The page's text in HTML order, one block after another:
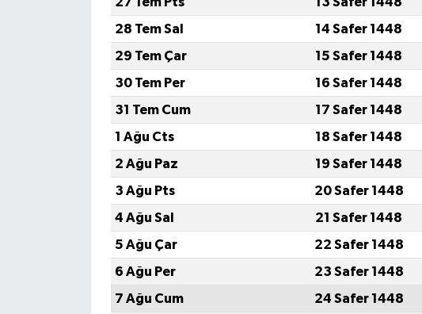
28 Tem Sal
14 Safer 1448
29 Tem Çar
15 Safer 1448
30 Tem Per
16 Safer 1448
31 Tem Cum
17 Safer 1448
1 Ağu Cts
18 Safer 1448
2 Ağu Paz
19 Safer 1448
3 Ağu Pts
20 Safer 1448
4 Ağu Sal
21 Safer 1448
5 Ağu Çar
22 Safer 1448
6 Ağu Per
23 Safer 1448
7 Ağu Cum
24 Safer 1448